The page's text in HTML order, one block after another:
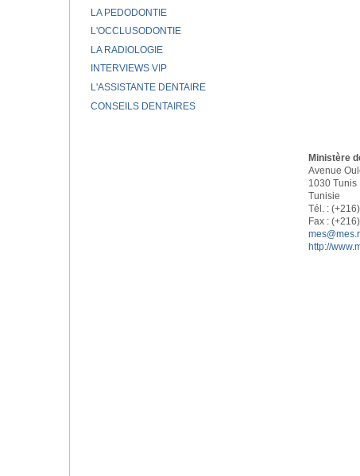
Ministère
Avenue
1030 Tunis
Tunisie
Tél. :
Fax :
http://
LA PEDODONTIE
L'OCCLUSODONTIE
LA RADIOLOGIE
INTERVIEWS VIP
L'ASSISTANTE DENTAIRE
CONSEILS DENTAIRES